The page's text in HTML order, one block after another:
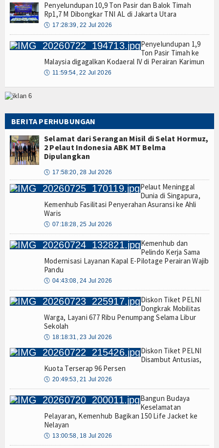
Penyelundupan 10,9 Ton Pasir dan Balok Timah
Rp1,7 M Dibongkar TNI AL di Jakarta Utara
🕔 17:28:39, 22 Jul 2026
Penyelundupan 1,9
Ton Pasir Timah ke
Malaysia digagalkan Kodaeral IV di Perairan Karimun
🕔 11:59:54, 22 Jul 2026
BERITA PERHUBUNGAN
Selamat dari Serangan Misil di Selat Hormuz,
2 Pelaut Indonesia ABK MT Belma
Dipulangkan
🕔 17:58:20, 28 Jul 2026
Pelaut Meninggal
Dunia di Singapura,
Kemenhub Fasilitasi Penyerahan Asuransi ke Ahli
Waris
🕔 07:18:28, 25 Jul 2026
Kemenhub dan
Pelindo Kerja Sama
Modernisasi Layanan Kapal E-Pilotage Perairan Wajib
Pandu
🕔 04:43:08, 24 Jul 2026
Diskon Tiket PELNI
Dongkrak Mobilitas
Warga, Layani 677 Ribu Penumpang Selama Libur
Sekolah
🕔 18:18:31, 23 Jul 2026
Diskon Tiket PELNI
Disambut Antusias,
Kuota Terserap 96 Persen
🕔 20:49:53, 21 Jul 2026
Bangun Budaya
Keselamatan
Pelayaran, Kemenhub Bagikan 150 Life Jacket ke
Nelayan
🕔 13:00:58, 18 Jul 2026